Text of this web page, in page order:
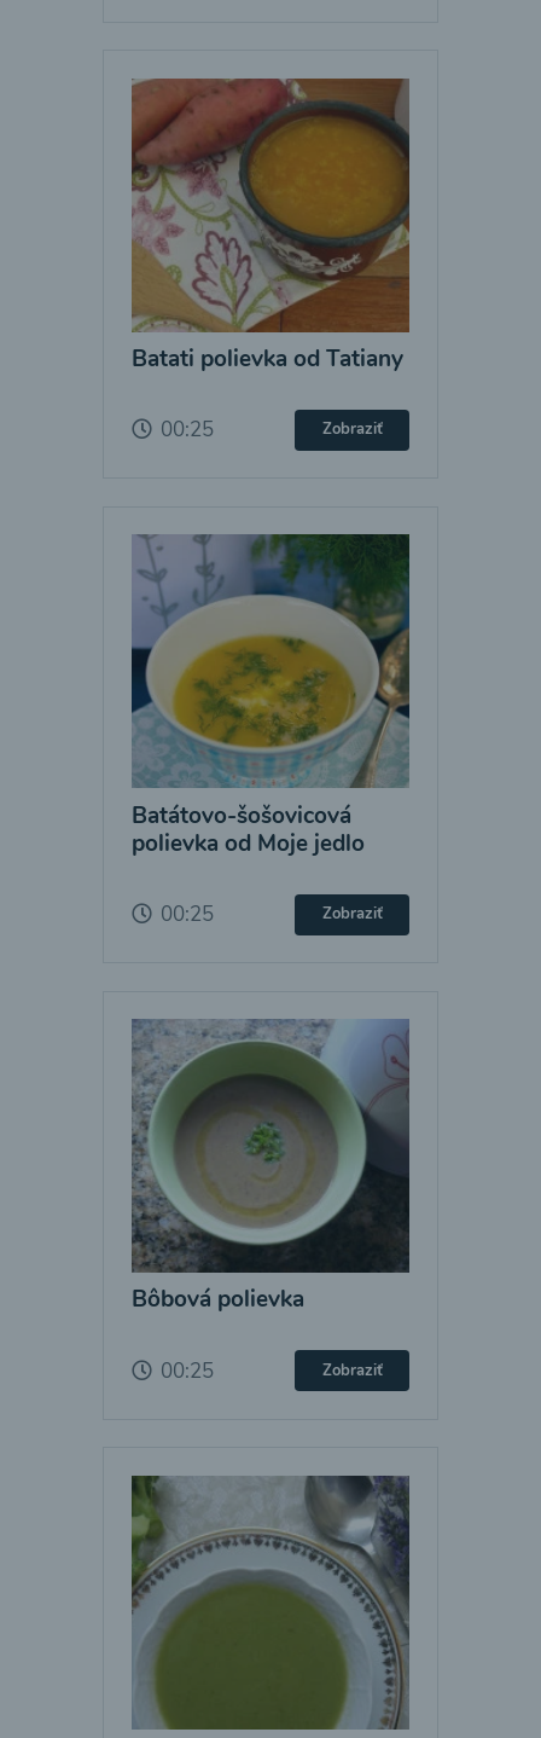
Batati polievka od Tatiany
00:25 Zobraziť
Batátovo-šošovicová
polievka od Moje jedlo
00:25 Zobraziť
Bôbová polievka
00:25 Zobraziť